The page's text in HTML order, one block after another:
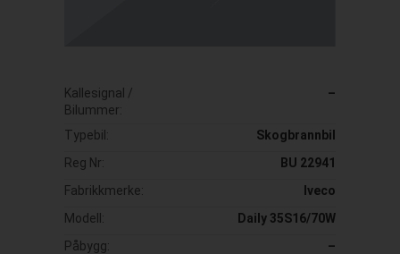
Kallesignal /
Bilummer:
–
Typebil:
Skogbrannbil
Reg Nr:
BU 22941
Fabrikkmerke:
Iveco
Modell:
Daily 35S16/70W
Påbygg:
–